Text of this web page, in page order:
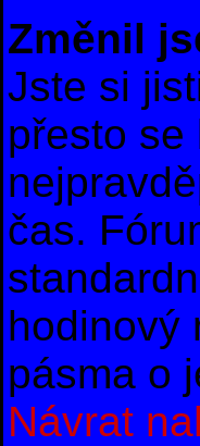
Změnil
Jste si
přesto se
čas.
hodinový
pásma o
Návrat